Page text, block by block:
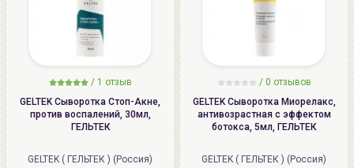
/ 1 отзыв
GELTEK Сыворотка Стоп-Акне,
против воспалений, 30мл,
ГЕЛЬТЕК
GELTEK ( ГЕЛЬТЕК ) (Россия)
/ 0 отзывов
GELTEK Сыворотка Миорелакс,
антивозрастная с эффектом
ботокса, 5мл, ГЕЛЬТЕК
GELTEK ( ГЕЛЬТЕК ) (Россия)